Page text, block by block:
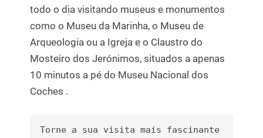
todo o dia visitando museus e monumentos
como o Museu da Marinha, o Museu de
Arqueologia ou a Igreja e o Claustro do
Mosteiro dos Jerónimos, situados a apenas
10 minutos a pé do Museu Nacional dos
Coches .
Torne a sua visita mais fascinante